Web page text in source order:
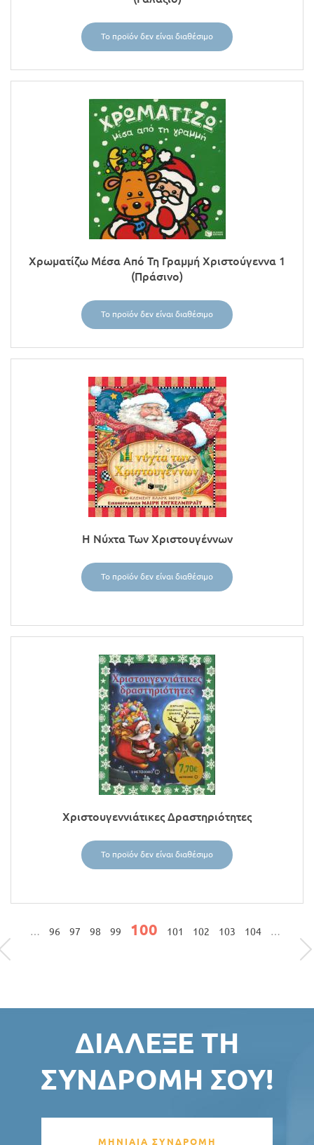
Το προϊόν δεν είναι διαθέσιμο
Χρωματίζω Μέσα Από Τη Γραμμή Χριστούγεννα 1
(Πράσινο)
Το προϊόν δεν είναι διαθέσιμο
Η Νύχτα Των Χριστουγέννων
Το προϊόν δεν είναι διαθέσιμο
Χριστουγεννιάτικες Δραστηριότητες
Το προϊόν δεν είναι διαθέσιμο
ΣΕΛΊΔΕΣ
… 96 97 98 99 100 101 102 103 104 …
ΔΙΆΛΕΞΕ ΤΗ
ΣΥΝΔΡΟΜΉ ΣΟΥ!
ΜΗΝΙΑΙΑ ΣΥΝΔΡΟΜΗ